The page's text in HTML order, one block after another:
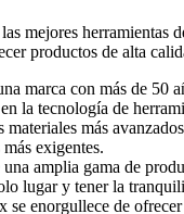
mejores herramientas
productos de alta
marca con más de 50
la tecnologí­a de
materiales más
exigentes.
amplia gama de
lugar y tener la
enorgullece de